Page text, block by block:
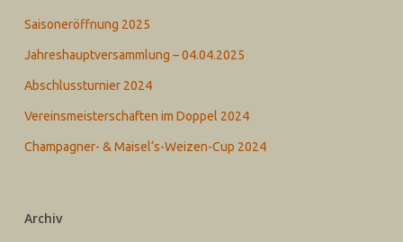
Saisoneröffnung 2025
Jahreshauptversammlung – 04.04.2025
Abschlussturnier 2024
Vereinsmeisterschaften im Doppel 2024
Champagner- & Maisel‘s-Weizen-Cup 2024
Archiv